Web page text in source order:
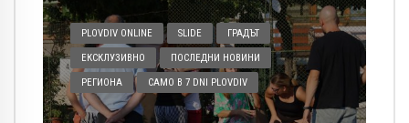
PLOVDIV ONLINE SLIDE ГРАДЪТ
ЕКСКЛУЗИВНО ПОСЛЕДНИ НОВИНИ
РЕГИОНА САМО В 7 DNI PLOVDIV